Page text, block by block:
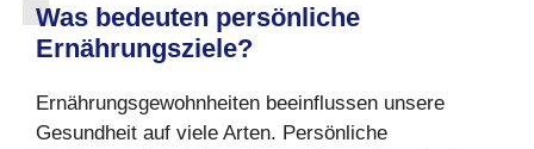
Was bedeuten persönliche
Ernährungsziele?
Ernährungsgewohnheiten beeinflussen unsere
Gesundheit auf viele Arten. Persönliche